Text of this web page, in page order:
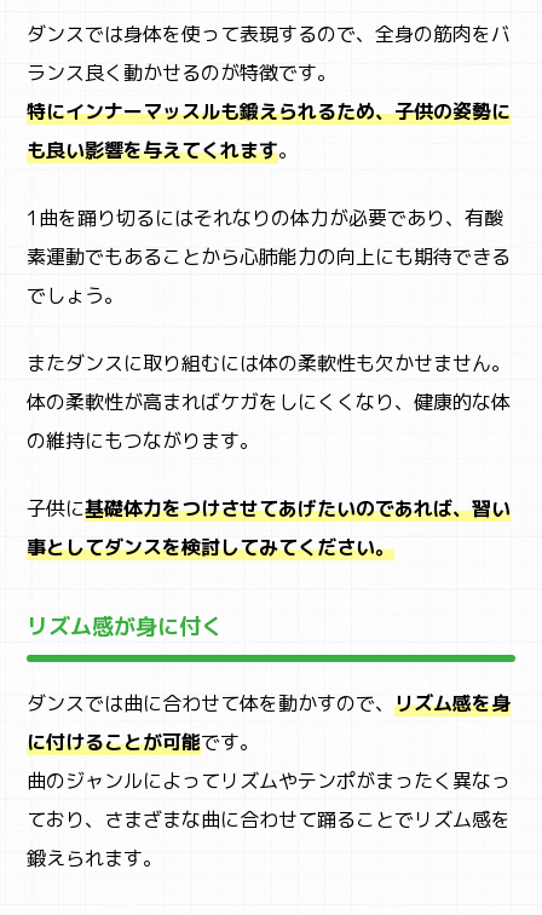
ダンスでは身体を使って表現するので、全身の筋肉をバ
ランス良く動かせるのが特徴です。
特にインナーマッスルも鍛えられるため、子供の姿勢に
も良い影響を与えてくれます。
1曲を踊り切るにはそれなりの体力が必要であり、有酸
素運動でもあることから心肺能力の向上にも期待できる
でしょう。
またダンスに取り組むには体の柔軟性も欠かせません。
体の柔軟性が高まればケガをしにくくなり、健康的な体
の維持にもつながります。
子供に基礎体力をつけさせてあげたいのであれば、習い
事としてダンスを検討してみてください。
リズム感が身に付く
ダンスでは曲に合わせて体を動かすので、リズム感を身
に付けることが可能です。
曲のジャンルによってリズムやテンポがまったく異なっ
ており、さまざまな曲に合わせて踊ることでリズム感を
鍛えられます。